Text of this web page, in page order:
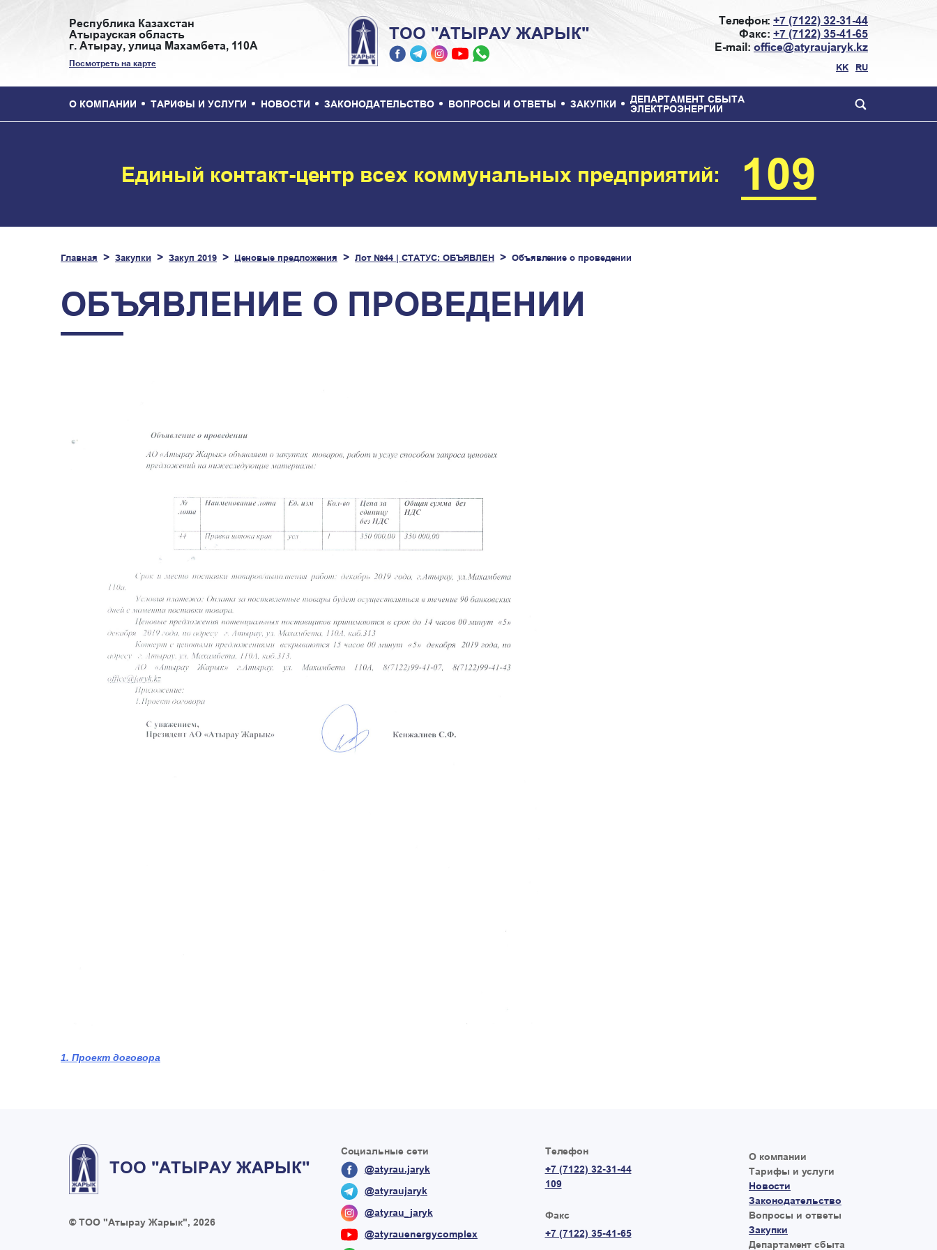
Республика Казахстан
Атырауская область
г. Атырау, улица Махамбета, 110А
Посмотреть на карте
ТОО "АТЫРАУ ЖАРЫК"
Телефон: +7 (7122) 32-31-44
Факс: +7 (7122) 35-41-65
E-mail: office@atyraujaryk.kz
KK RU
О КОМПАНИИ ТАРИФЫ И УСЛУГИ НОВОСТИ ЗАКОНОДАТЕЛЬСТВО ВОПРОСЫ И ОТВЕТЫ ЗАКУПКИ
ДЕПАРТАМЕНТ СБЫТА
ЭЛЕКТРОЭНЕРГИИ
Единый контакт-центр всех коммунальных предприятий: 109
Главная Закупки Закуп 2019 Ценовые предложения Лот №44 | СТАТУС: ОБЪЯВЛЕН Объявление о проведении
ОБЪЯВЛЕНИЕ О ПРОВЕДЕНИИ
1. Проект договора
ТОО "АТЫРАУ ЖАРЫК"
© ТОО "Атырау Жарык", 2026
Социальные сети
@atyrau.jaryk
@atyraujaryk
@atyrau_jaryk
@atyrauenergycomplex
Телефон
+7 (7122) 32-31-44
109
Факс
+7 (7122) 35-41-65
О компании
Тарифы и услуги
Новости
Законодательство
Вопросы и ответы
Закупки
Департамент сбыта